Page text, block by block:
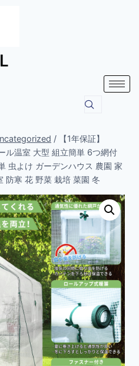
/
【1年保証】
ル温室 大型 組立簡単 6つ網付
虫よけ ガーデンハウス 農園 家
防寒 花 野菜 栽培 菜園 冬